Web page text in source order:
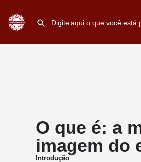
O que é: a
imagem do
Introdução